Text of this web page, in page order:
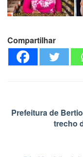
Compartilhar
Prefeitura de
trecho